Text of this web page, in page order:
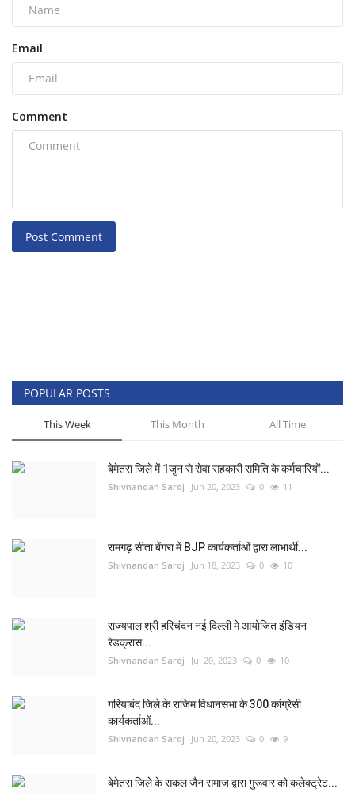
Email
Comment
Post Comment
POPULAR POSTS
This Week This Month All Time
बेमेतरा जिले में 1जुन से सेवा सहकारी समिति के कर्मचारियों...
Shivnandan Saroj Jun 20, 2023 0 11
रामगढ़ सीता बेंगरा में BJP कार्यकर्ताओं द्वारा लाभार्थी...
Shivnandan Saroj Jun 18, 2023 0 10
राज्यपाल श्री हरिचंदन नई दिल्ली मे आयोजित इंडियन
रेडक्रास...
Shivnandan Saroj Jul 20, 2023 0 10
गरियाबंद जिले के राजिम विधानसभा के 300 कांग्रेसी
कार्यकर्ताओं...
Shivnandan Saroj Jun 20, 2023 0 9
बेमेतरा जिले के सकल जैन समाज द्वारा गुरूवार को कलेक्ट्रेट...